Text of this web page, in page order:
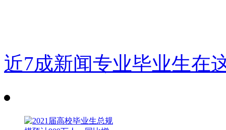
近7成新闻专业毕业生在